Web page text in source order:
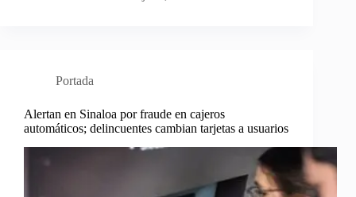
Portada
Alertan en Sinaloa por fraude en cajeros
automáticos; delincuentes cambian tarjetas a usuarios